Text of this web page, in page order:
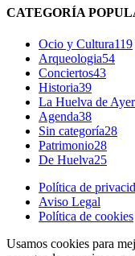
CATEGORÍA
Ocio y Cultura119
Arqueologia54
Conciertos43
Historia39
La Huelva de Ayer
Agenda38
Sin categoría28
Patrimonio28
De Huelva25
Política de
Aviso Legal
Política de cookies
Usamos cookies para